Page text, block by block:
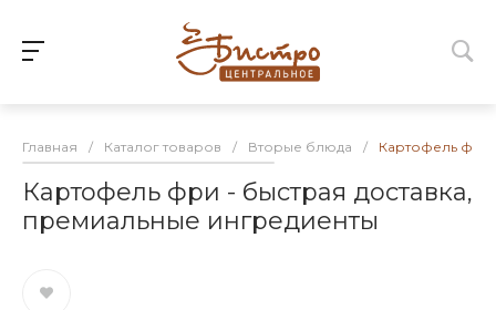
Главная / Каталог товаров / Вторые блюда / Картофель фри
Картофель фри - быстрая доставка,
премиальные ингредиенты